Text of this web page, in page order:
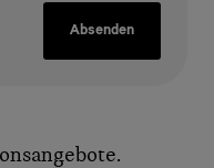
Absenden